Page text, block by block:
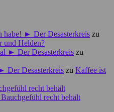
habe! ► Der Desasterkreis zu
und Helden?
► Der Desasterkreis zu
Der Desasterkreis zu Kaffee ist
recht behält
recht behält